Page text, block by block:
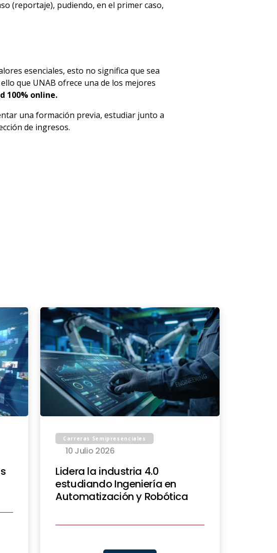
(reportaje), pudiendo, en el primer caso,
esenciales, esto no significa que sea
que UNAB ofrece una de los mejores
100% online.
una formación previa, estudiar junto a
de ingresos.
Carreras Semipresenciales
10 Julio 2026
Lidera la industria 4.0
estudiando Ingeniería en
Automatización y Robótica